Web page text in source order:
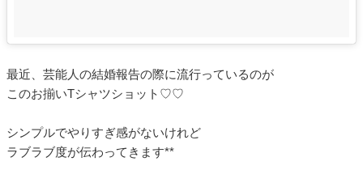
最近、芸能人の結婚報告の際に流行っているのが
このお揃いTシャツショット♡♡
シンプルでやりすぎ感がないけれど
ラブラブ度が伝わってきます**